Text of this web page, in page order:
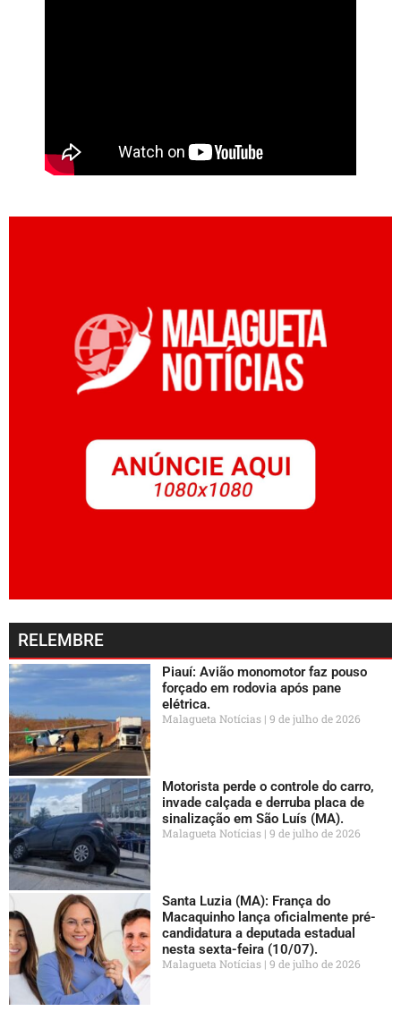
RELEMBRE
Piauí: Avião monomotor faz pouso
forçado em rodovia após pane
elétrica.
Malagueta Notícias 9 de julho de 2026
Motorista perde o controle do carro,
invade calçada e derruba placa de
sinalização em São Luís (MA).
Malagueta Notícias 9 de julho de 2026
Santa Luzia (MA): França do
Macaquinho lança oficialmente pré-
candidatura a deputada estadual
nesta sexta-feira (10/07).
Malagueta Notícias 9 de julho de 2026